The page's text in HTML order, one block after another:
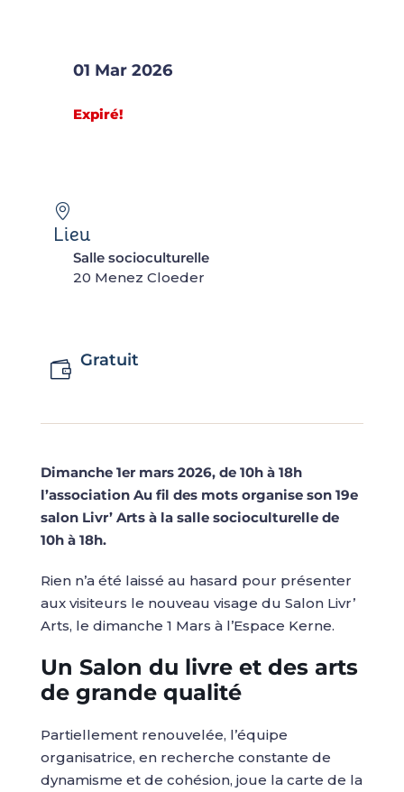
01 Mar 2026
Expiré!
Lieu
Salle socioculturelle
20 Menez Cloeder
Gratuit
Dimanche 1er mars 2026, de 10h à 18h
l’association Au fil des mots organise son 19e
salon Livr’ Arts à la salle socioculturelle de
10h à 18h.
Rien n’a été laissé au hasard pour présenter
aux visiteurs le nouveau visage du Salon Livr’
Arts, le dimanche 1 Mars à l’Espace Kerne.
Un Salon du livre et des arts
de grande qualité
Partiellement renouvelée, l’équipe
organisatrice, en recherche constante de
dynamisme et de cohésion, joue la carte de la